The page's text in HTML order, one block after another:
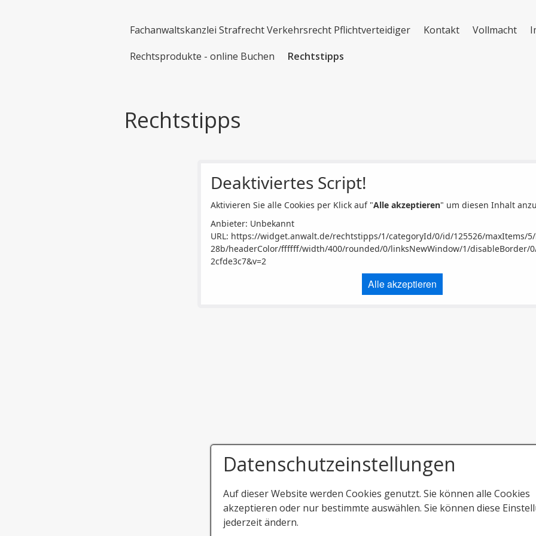
Fachanwaltskanzlei Strafrecht Verkehrsrecht Pflichtverteidiger Kontakt Vollmacht
Rechtsprodukte - online Buchen
Rechtstipps
Rechtstipps
Deaktiviertes Script!
Aktivieren Sie alle Cookies per Klick auf "Alle akzeptieren" um diesen Inhalt
Anbieter: Unbekannt
URL: https://widget.anwalt.de/rechtstipps/1/categoryId/0/id/125526/maxItems/
28b/headerColor/ffffff/width/400/rounded/0/linksNewWindow/1/disableBorder/
2cfde3c7&v=2
Alle akzeptieren
Datenschutzeinstellungen
Auf dieser Website werden Cookies genutzt. Sie können alle Cookies
akzeptieren oder nur bestimmte auswählen. Sie können diese
jederzeit ändern.